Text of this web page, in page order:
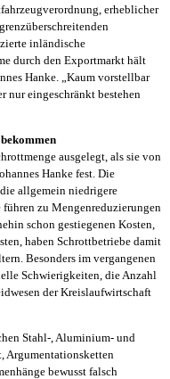
erheblicher
inländische
durch den Exportmarkt hält
Hanke. „Kaum vorstellbar
nur eingeschränkt bestehen
ausgelegt, als sie von
Hanke fest. Die
allgemein niedrigere
zu Mengenreduzierungen
schon gestiegenen Kosten,
haben Schrottbetriebe damit
Besonders im vergangenen
Schwierigkeiten, die Anzahl
der Kreislaufwirtschaft
Stahl-, Aluminium- und
Argumentationsketten
bewusst falsch